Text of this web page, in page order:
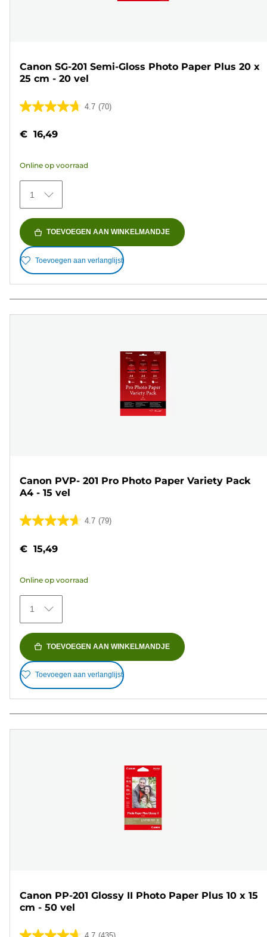
Canon SG-201 Semi-Gloss Photo Paper Plus 20 x
25 cm - 20 vel
4.7 (70)
4.7
de
sterren.
70
beoordelingen
€ 16,49
Online op voorraad
1
TOEVOEGEN AAN WINKELMANDJE
Toevoegen aan verlanglijst
Canon PVP- 201 Pro Photo Paper Variety Pack
A4 - 15 vel
4.7 (79)
4.7
de
sterren.
79
beoordelingen
€ 15,49
Online op voorraad
1
TOEVOEGEN AAN WINKELMANDJE
Toevoegen aan verlanglijst
Canon PP-201 Glossy II Photo Paper Plus 10 x 15
cm - 50 vel